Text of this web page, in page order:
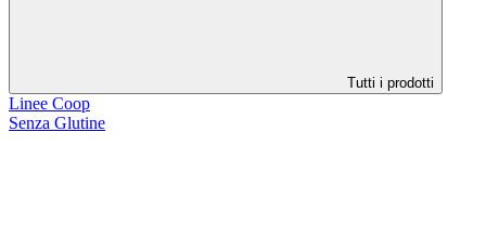
Tutti i prodotti
Linee Coop
Senza Glutine